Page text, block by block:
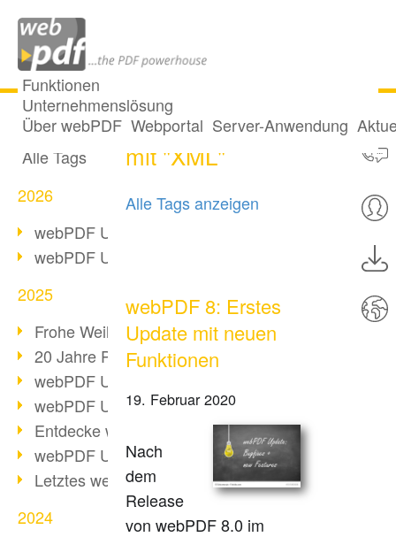
Funktionen
Unternehmenslösung
Über webPDF Webportal Server-Anwendung
Alle Beiträge
Alle Tags
2026
webPDF Update 10.0.5
webPDF Update 10.0.4
2025
Frohe Weihnachten & Auszeit
20 Jahre PDF/A
webPDF Update 10.0.3
webPDF Update 10.0.2
Entdecke webPDF 10
webPDF Update 9.0.0.3655
Letztes webPDF 8 Update
2024
5 Posts getaggt
mit "XML"
Alle Tags anzeigen
webPDF 8: Erstes
Update mit neuen
Funktionen
19. Februar 2020
Nach
dem
Release
von webPDF 8.0 im